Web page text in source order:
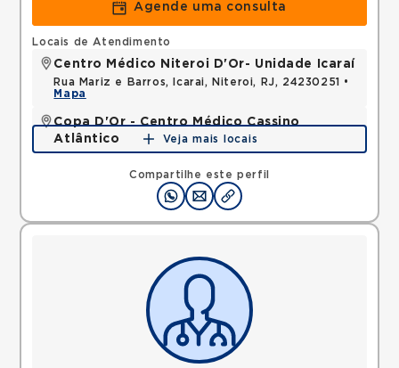
Agende uma consulta
Compartilhe este perfil
Locais de Atendimento
Centro Médico Niteroi D'Or- Unidade Icaraí
Rua Mariz e Barros, Icarai, Niteroi, RJ, 24230251 •
Mapa
Copa D'Or - Centro Médico Cassino
Atlântico
Avenida Atlantica, Copacabana, Rio de Janeiro, RJ,
22070002 •Mapa
Veja mais locais